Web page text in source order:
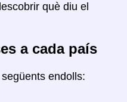
què diu el
a cada país
següents endolls: